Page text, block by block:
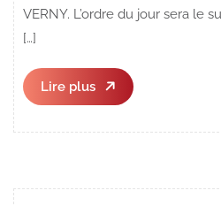
VERNY. L’ordre du jour sera le
[…]
Lire plus
Lire
plus